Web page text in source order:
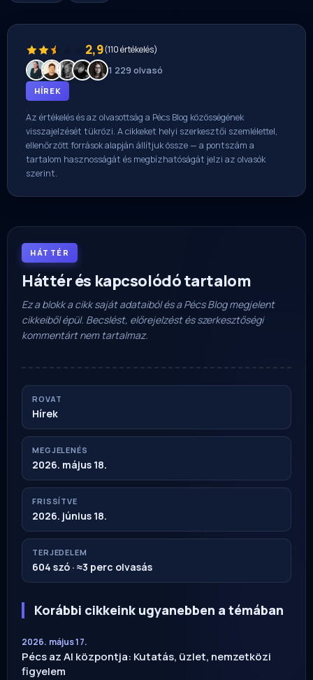
2,9(110 értékelés)
1 229 olvasó
HÍREK
Az értékelés és az olvasottság a Pécs Blog közösségének
visszajelzését tükrözi. A cikkeket helyi szerkesztői szemlélettel,
ellenőrzött források alapján állítjuk össze — a pontszám a
tartalom hasznosságát és megbízhatóságát jelzi az olvasók
szerint.
HÁTTÉR
Háttér és kapcsolódó tartalom
Ez a blokk a cikk saját adataiból és a Pécs Blog megjelent
cikkeiből épül. Becslést, előrejelzést és szerkesztőségi
kommentárt nem tartalmaz.
ROVAT
Hírek
MEGJELENÉS
2026. május 18.
FRISSÍTVE
2026. június 18.
TERJEDELEM
604 szó · ≈3 perc olvasás
Korábbi cikkeink ugyanebben a témában
2026. május 17.
Pécs az AI központja: Kutatás, üzlet, nemzetközi
figyelem